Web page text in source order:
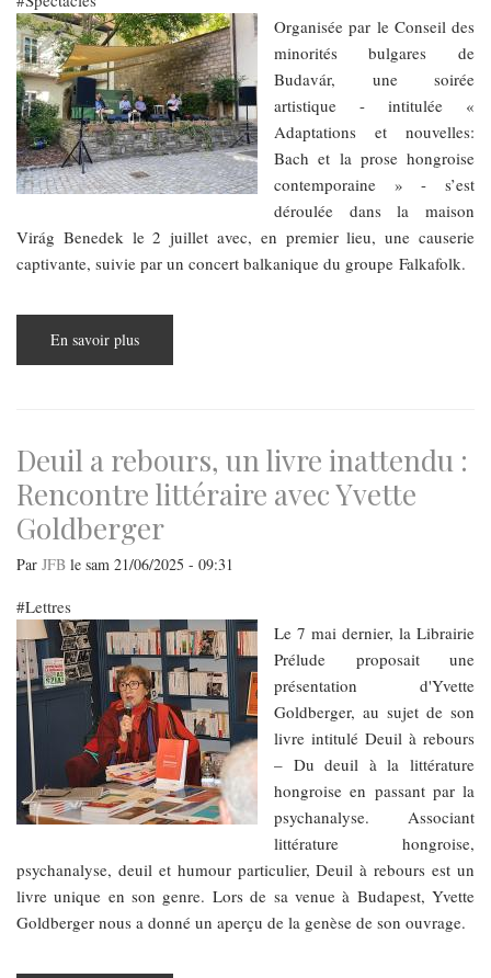
Organisée par le Conseil des
minorités bulgares de
Budavár, une soirée
artistique - intitulée «
Adaptations et nouvelles:
Bach et la prose hongroise
contemporaine » - s’est
déroulée dans la maison
Virág Benedek le 2 juillet avec, en premier lieu, une causerie
captivante, suivie par un concert balkanique du groupe Falkafolk.
En savoir plus
et
prose
hongroise
contemporaine
Deuil a rebours, un livre inattendu :
Rencontre littéraire avec Yvette
Goldberger
Par JFB le sam 21/06/2025 - 09:31
Lettres
Le 7 mai dernier, la Librairie
Prélude proposait une
présentation d'Yvette
Goldberger, au sujet de son
livre intitulé Deuil à rebours
– Du deuil à la littérature
hongroise en passant par la
psychanalyse. Associant
littérature hongroise,
psychanalyse, deuil et humour particulier, Deuil à rebours est un
livre unique en son genre. Lors de sa venue à Budapest, Yvette
Goldberger nous a donné un aperçu de la genèse de son ouvrage.